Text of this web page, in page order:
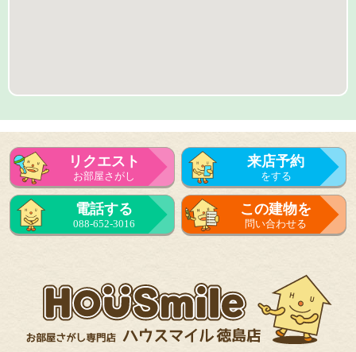
リクエスト
お部屋さがし
来店予約
をする
来店予約
をする
電話する
088-652-3016
この建物を
問い合わせる